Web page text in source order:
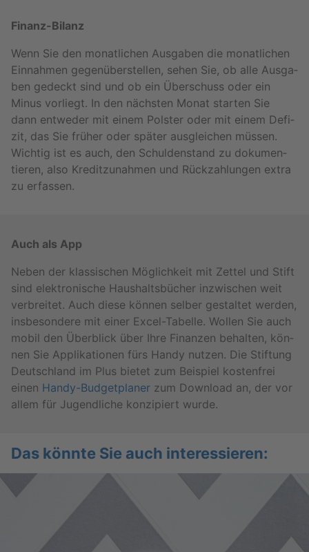
Fi­nanz-Bi­lanz
Wenn Sie den mo­nat­li­chen Aus­ga­ben die mo­nat­li­chen
Ein­nah­men ge­gen­über­stel­len, sehen Sie, ob alle Aus­ga­
ben ge­deckt sind und ob ein Über­schuss oder ein
Minus vor­liegt. In den nächs­ten Monat star­ten Sie
dann ent­we­der mit einem Pols­ter oder mit einem De­fi­
zit, das Sie frü­her oder spä­ter aus­glei­chen müs­sen.
Wich­tig ist es auch, den Schul­den­stand zu do­ku­men­
tie­ren, also Kre­dit­zu­nah­men und Rück­zah­lun­gen extra
zu er­fas­sen.
Auch als App
Neben der klas­si­schen Mög­lich­keit mit Zet­tel und Stift
sind elek­tro­ni­sche Haus­halts­bü­cher in­zwi­schen weit
ver­brei­tet. Auch diese kön­nen sel­ber ge­stal­tet wer­den,
ins­be­son­de­re mit einer Ex­cel-Ta­bel­le. Wol­len Sie auch
mobil den Über­blick über Ihre Fi­nan­zen be­hal­ten, kön­
nen Sie Ap­pli­ka­tio­nen fürs Handy nut­zen. Die Stif­tung
Deutsch­land im Plus bie­tet zum Bei­spiel kos­ten­frei
einen Han­dy-Bud­get­pla­ner zum Down­load an, der vor
allem für Ju­gend­li­che kon­zi­piert wurde.
Das könn­te Sie auch in­ter­es­sie­ren: